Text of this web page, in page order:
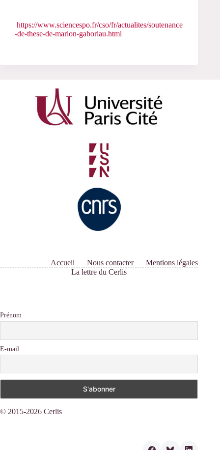
https://www.sciencespo.fr/cso/fr/actualites/soutenance
-de-these-de-marion-gaboriau.html
Accueil Nous contacter
Mentions légales
La lettre du Cerlis
Prénom
E-mail
© 2015-2026 Cerlis